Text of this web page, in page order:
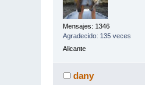
Mensajes: 1346
Agradecido: 135 veces
Alicante
dany